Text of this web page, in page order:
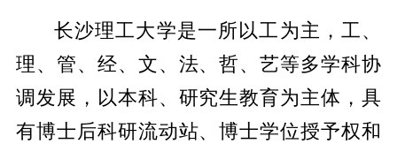
长沙理工大学是一所以工为主，工、
理、管、经、文、法、哲、艺等多学科协
调发展，以本科、研究生教育为主体，具
有博士后科研流动站、博士学位授予权和